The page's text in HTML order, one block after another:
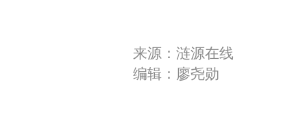
来源：涟源在线
编辑：廖尧勋